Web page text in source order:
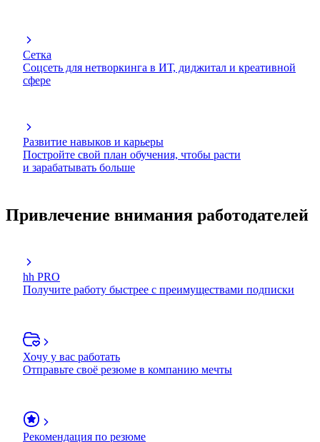
Сетка
Соцсеть для нетворкинга в ИТ, диджитал и креативной
сфере
Развитие навыков и карьеры
Постройте свой план обучения, чтобы расти
и зарабатывать больше
Привлечение внимания работодателей
hh PRO
Получите работу быстрее с преимуществами подписки
Хочу у вас работать
Отправьте своё резюме в компанию мечты
Рекомендация по резюме